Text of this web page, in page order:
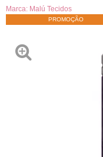
Marca: Malú Tecidos
PROMOÇÃO